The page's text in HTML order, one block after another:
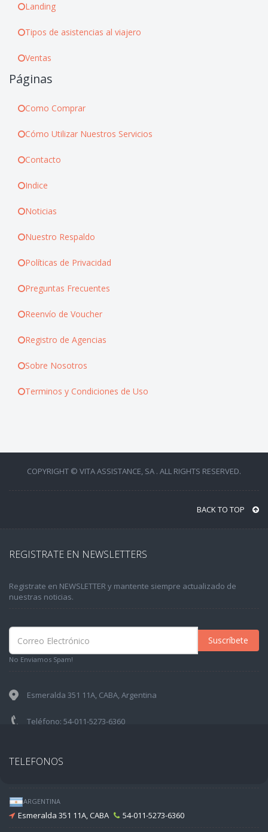
Landing
Tipos de asistencias al viajero
Ventas
Páginas
Como Comprar
Cómo Utilizar Nuestros Servicios
Contacto
Indice
Noticias
Nuestro Respaldo
Políticas de Privacidad
Preguntas Frecuentes
Reenvío de Voucher
Registro de Agencias
Sobre Nosotros
Terminos y Condiciones de Uso
COPYRIGHT © VITA ASSISTANCE, SA . ALL RIGHTS RESERVED.
BACK TO TOP
REGISTRATE EN NEWSLETTERS
Registrate en NEWSLETTER y mantente siempre actualizado de
nuestras noticias.
Suscríbete
No Enviamos Spam!
Esmeralda 351 11A, CABA, Argentina
Teléfono: 54-011-5273-6360
TELEFONOS
ARGENTINA
Esmeralda 351 11A, CABA 54-011-5273-6360